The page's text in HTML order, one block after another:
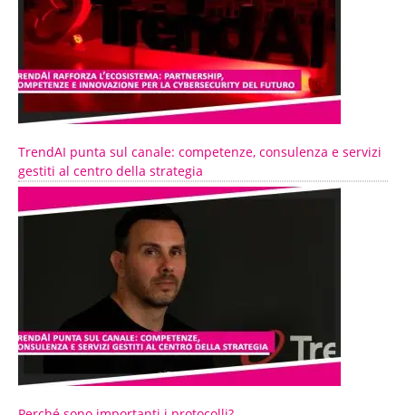
TrendAI punta sul canale: competenze, consulenza e servizi
gestiti al centro della strategia